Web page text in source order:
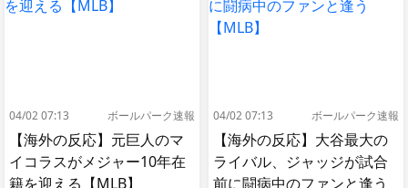
04/02 07:13 ボールパーク速報
【海外の反応】元巨人のマ
イコラスがメジャー10年在
籍を迎える【MLB】
04/02 07:13 ボールパーク速報
【海外の反応】大谷最大の
ライバル、ジャッジが試合
前に闘病中のファンと逢う